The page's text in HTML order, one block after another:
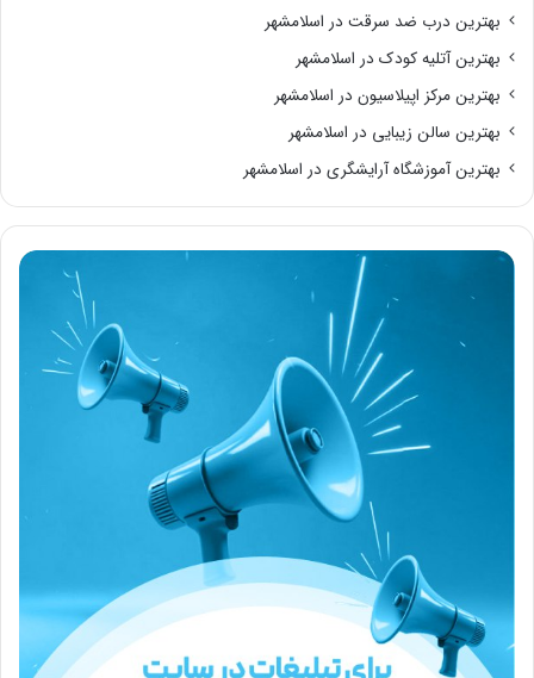
بهترین درب ضد سرقت در اسلامشهر
بهترین آتلیه کودک در اسلامشهر
بهترین مرکز اپیلاسیون در اسلامشهر
بهترین سالن زیبایی در اسلامشهر
بهترین آموزشگاه آرایشگری در اسلامشهر